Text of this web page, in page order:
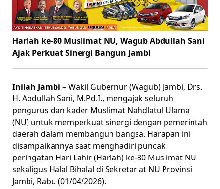
Harlah ke-80 Muslimat NU, Wagub Abdullah Sani
Ajak Perkuat Sinergi Bangun Jambi
Inilah Jambi –Wakil Gubernur (Wagub) Jambi, Drs.
H. Abdullah Sani, M.Pd.I., mengajak seluruh
pengurus dan kader Muslimat Nahdlatul Ulama
(NU) untuk memperkuat sinergi dengan pemerintah
daerah dalam membangun bangsa. Harapan ini
disampaikannya saat menghadiri puncak
peringatan Hari Lahir (Harlah) ke-80 Muslimat NU
sekaligus Halal Bihalal di Sekretariat NU Provinsi
Jambi, Rabu (01/04/2026).